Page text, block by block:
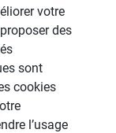
total)
votre
des
sont
cookies
l’usage